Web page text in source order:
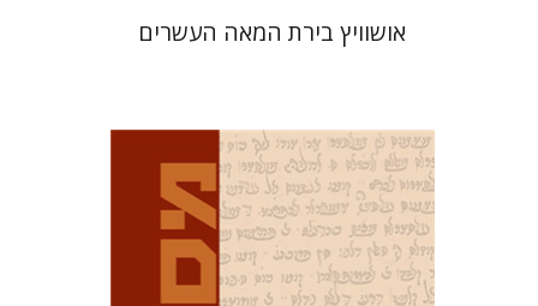
אושוויץ בירת המאה העשרים
דוד מ' בוניס עפרה תירוש-בקר